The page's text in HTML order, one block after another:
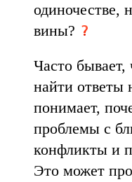
одиночестве,
вины?
Часто бывает,
найти ответы
понимает,
проблемы с
конфликты и
Это может